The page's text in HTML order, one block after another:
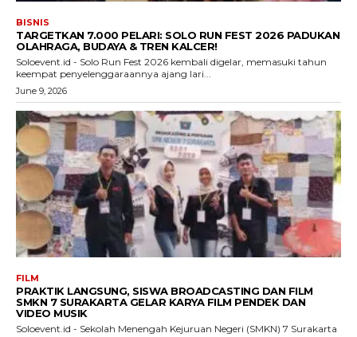
BISNIS
TARGETKAN 7.000 PELARI: SOLO RUN FEST 2026 PADUKAN
OLAHRAGA, BUDAYA & TREN KALCER!
Soloevent.id - Solo Run Fest 2026 kembali digelar, memasuki tahun
keempat penyelenggaraannya ajang lari...
June 9, 2026
FILM
PRAKTIK LANGSUNG, SISWA BROADCASTING DAN FILM
SMKN 7 SURAKARTA GELAR KARYA FILM PENDEK DAN
VIDEO MUSIK
Soloevent.id - Sekolah Menengah Kejuruan Negeri (SMKN) 7 Surakarta